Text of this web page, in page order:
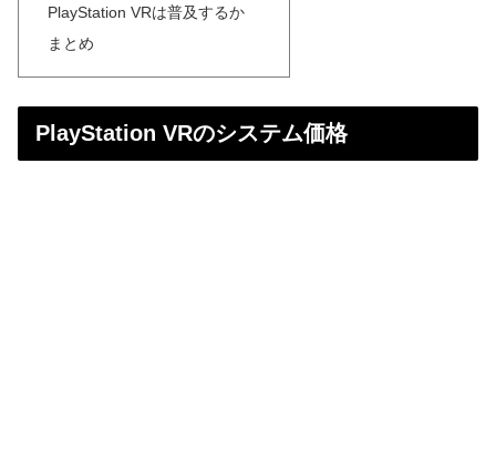
PlayStation VRは普及するか
まとめ
PlayStation VRのシステム価格